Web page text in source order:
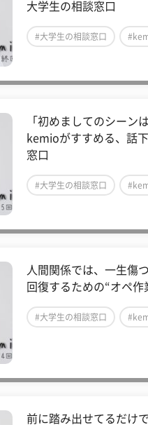
大学生の相談窓口
#大学生の相談窓口
「初めましてのシーン
kemioがすすめる、話
窓口
#大学生の相談窓口
人間関係では、一生傷
回復するための“オペ
#大学生の相談窓口
前に踏み出せてるだけ